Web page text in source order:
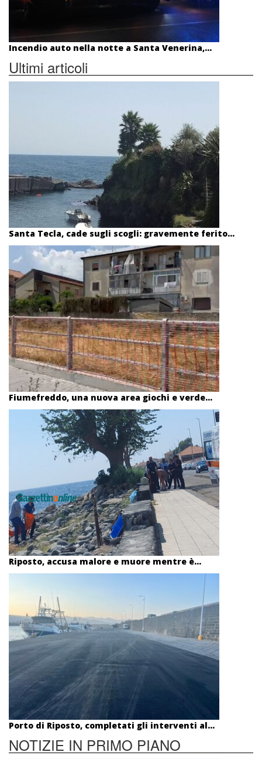
Incendio auto nella notte a Santa Venerina,...
Ultimi articoli
Santa Tecla, cade sugli scogli: gravemente ferito...
Fiumefreddo, una nuova area giochi e verde...
Riposto, accusa malore e muore mentre è...
Porto di Riposto, completati gli interventi al...
NOTIZIE IN PRIMO PIANO